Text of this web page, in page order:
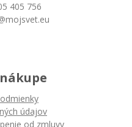
405 756
údajov
od zmluvy